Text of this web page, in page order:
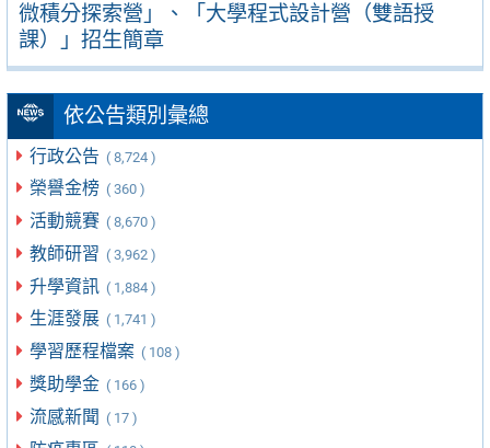
微積分探索營」、「大學程式設計營（雙語授
課）」招生簡章
依公告類別彙總
行政公告 ( 8,724 )
榮譽金榜 ( 360 )
活動競賽 ( 8,670 )
教師研習 ( 3,962 )
升學資訊 ( 1,884 )
生涯發展 ( 1,741 )
學習歷程檔案 ( 108 )
獎助學金 ( 166 )
流感新聞 ( 17 )